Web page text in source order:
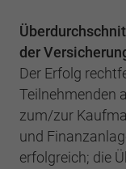
der
Der Erfolg
Teilnehmenden
zum/zur
und
erfolgreich; die